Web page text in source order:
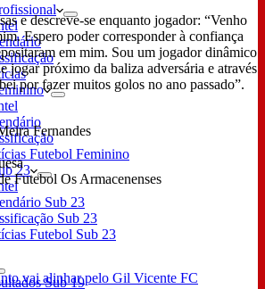
Futebol Feminino
23
Sub 23
Sub 23
Futebol Sub 23
Sub 19
e descreve-se enquanto jogador: “Venho
Espero poder corresponder à confiança
em mim. Sou um jogador dinâmico
jogar próximo da baliza adversária e através
por fazer muitos golos no ano passado”.
Fernandes
Futebol Os Armacenenses
vai alinhar pelo Gil Vicente FC